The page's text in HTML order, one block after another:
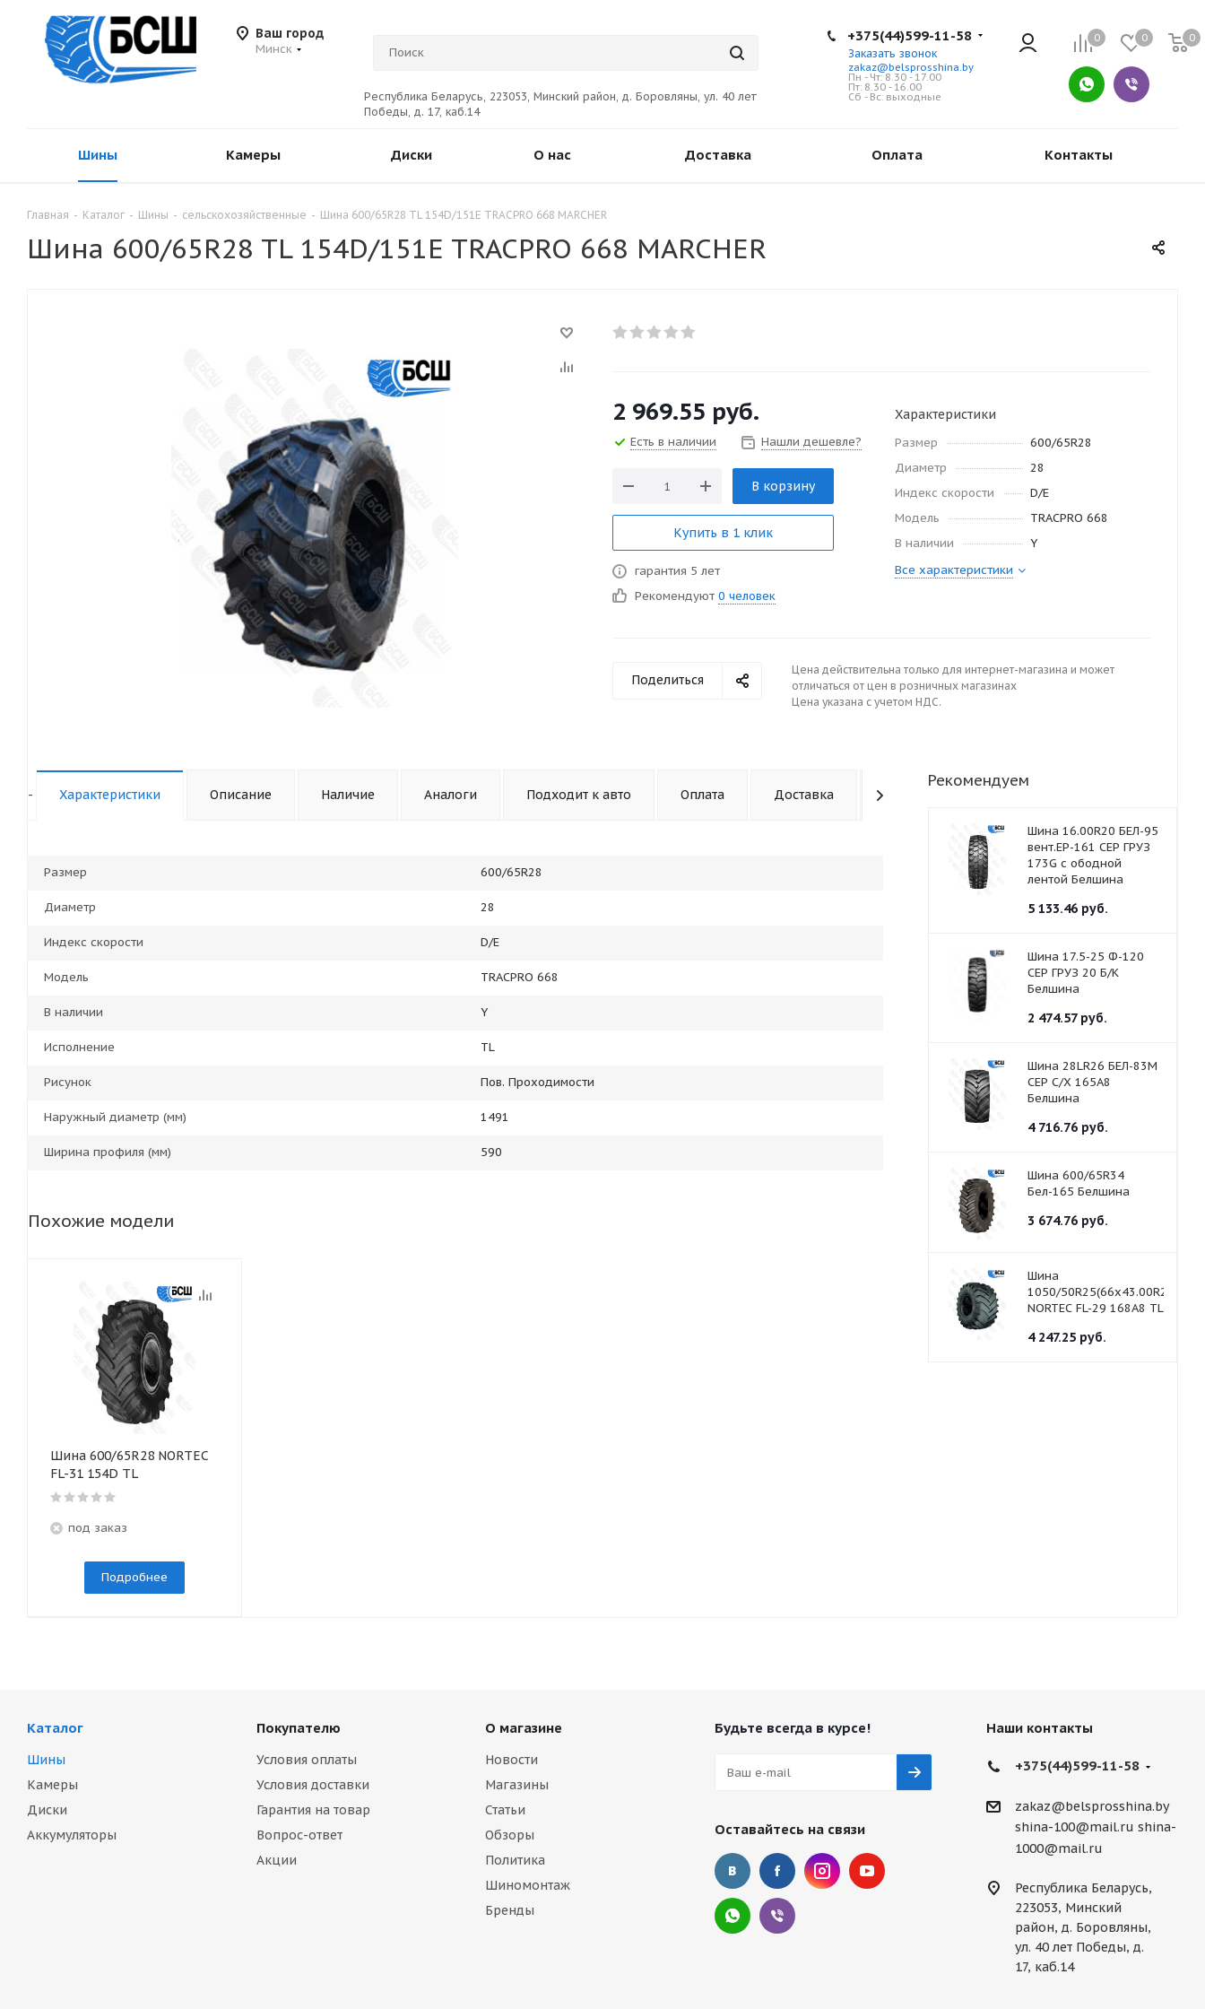
Ваш город
Минск
Республика Беларусь, 223053, Минский район, д. Боровляны, ул. 40 лет
Победы, д. 17, каб.14
0 0 0
+375(44)599-11-58
Заказать звонок
zakaz@belsprosshina.by
Пн - Чт: 8.30 - 17.00
Пт: 8.30 - 16.00
Сб - Вс: выходные
Шины Камеры Диски О нас Доставка Оплата Контакты
Главная - Каталог - Шины - сельскохозяйственные - Шина 600/65R28 TL 154D/151E TRACPRO 668 MARCHER
Шина 600/65R28 TL 154D/151E TRACPRO 668 MARCHER
2 969.55 руб.
Есть в наличии Нашли дешевле?
В корзину
Купить в 1 клик
гарантия 5 лет
Рекомендуют 0 человек
Характеристики
Размер
600/65R28
Диаметр
28
Индекс скорости
D/E
Модель
TRACPRO 668
В наличии
Y
Все характеристики
Поделиться
Цена действительна только для интернет-магазина и может
отличаться от цен в розничных магазинах
Цена указана с учетом НДС.
- Характеристики Описание Наличие Аналоги Подходит к авто Оплата Доставка
Размер 600/65R28
Диаметр 28
Индекс скорости D/E
Модель TRACPRO 668
В наличии Y
Исполнение TL
Рисунок Пов. Проходимости
Наружный диаметр (мм) 1491
Ширина профиля (мм) 590
Похожие модели
Шина 600/65R28 NORTEC
FL-31 154D TL
под заказ
Подробнее
Рекомендуем
Шина 16.00R20 БЕЛ-95
вент.ЕР-161 СЕР ГРУЗ
173G с ободной
лентой Белшина
5 133.46 руб.
Шина 17.5-25 Ф-120
СЕР ГРУЗ 20 Б/К
Белшина
2 474.57руб.
Шина 28LR26 БЕЛ-83М
СЕР С/Х 165A8
Белшина
4 716.76 руб.
Шина 600/65R34
Бел-165 Белшина
3 674.76 руб.
Шина
1050/50R25(66x43.00R25)
NORTEC FL-29 168А8 TL
4 247.25 руб.
Каталог
Шины
Камеры
Диски
Аккумуляторы
Покупателю
Условия оплаты
Условия доставки
Гарантия на товар
Вопрос-ответ
Акции
О магазине
Новости
Магазины
Статьи
Обзоры
Политика
Шиномонтаж
Бренды
Будьте всегда в курсе!
Оставайтесь на связи
Наши контакты
+375(44)599-11-58
zakaz@belsprosshina.by
shina-100@mail.ru shina-
1000@mail.ru
Республика Беларусь,
223053, Минский
район, д. Боровляны,
ул. 40 лет Победы, д.
17, каб.14